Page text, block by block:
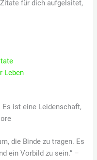
für dich aufgelsitet,
Leben
Es ist eine Leidenschaft,
die Binde zu tragen. Es
ein Vorbild zu sein.“ –